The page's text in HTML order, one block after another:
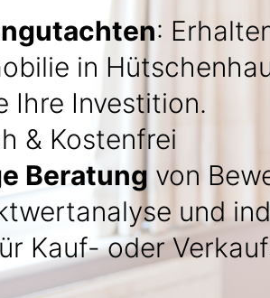
:
in
Ihre Investition.
& Kostenfrei
Beratung von
und
Kauf- oder